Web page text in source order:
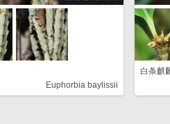
Euphorbia baylissii
白条麒